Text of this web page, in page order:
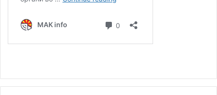
За веселата атмосфера се погрижи бендот „Аманет“ од
Македонија кој изведе традиционални македонски